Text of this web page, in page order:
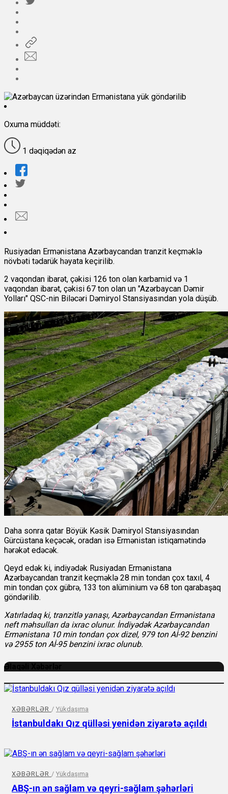
Oxuma müddəti:
1 dəqiqədən az
Rusiyadan Ermənistana Azərbaycandan tranzit keçməklə
növbəti tədarük həyata keçirilib.
2 vaqondan ibarət, çəkisi 126 ton olan karbamid və 1
vaqondan ibarət, çəkisi 67 ton olan un "Azərbaycan Dəmir
Yolları" QSC-nin Biləcəri Dəmiryol Stansiyasından yola düşüb.
Daha sonra qatar Böyük Kəsik Dəmiryol Stansiyasından
Gürcüstana keçəcək, oradan isə Ermənistan istiqamətində
hərəkət edəcək.
Qeyd edək ki, indiyədək Rusiyadan Ermənistana
Azərbaycandan tranzit keçməklə 28 min tondan çox taxıl, 4
min tondan çox gübrə, 133 ton alüminium və 68 ton qarabaşaq
göndərilib.
Xatırladaq ki, tranzitlə yanaşı, Azərbaycandan Ermənistana
neft məhsulları da ixrac olunur. İndiyədək Azərbaycandan
Ermənistana 10 min tondan çox dizel, 979 ton Aİ-92 benzini
və 2955 ton Aİ-95 benzini ixrac olunub.
Əlaqəli Xəbərlər
XƏBƏRLƏR / Yükdaşıma
İstanbuldakı Qız qülləsi yenidən ziyarətə açıldı
XƏBƏRLƏR / Yükdaşıma
ABŞ-ın ən sağlam və qeyri-sağlam şəhərləri